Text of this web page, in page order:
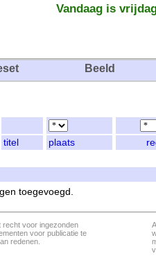
Vandaag is
Beeld
titel plaats
toegevoegd.
recht voor ingezonden
voor publicatie te
redenen.